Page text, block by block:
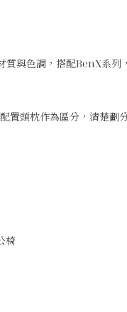
與色調，搭配BenX系
置頭枕作為區分，清楚劃
椅